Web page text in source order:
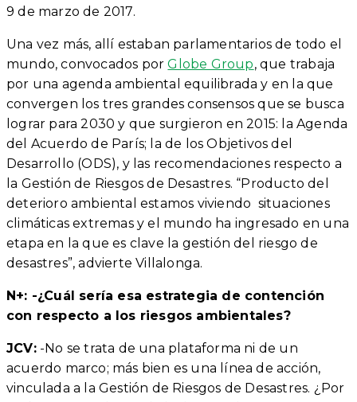
9 de marzo de 2017.
Una vez más, allí estaban parlamentarios de todo el
mundo, convocados porGlobe Group, que trabaja
por una agenda ambiental equilibrada y en la que
convergen los tres grandes consensos que se busca
lograr para 2030 y que surgieron en 2015: la Agenda
del Acuerdo de París; la de los Objetivos del
Desarrollo (ODS), y las recomendaciones respecto a
la Gestión de Riesgos de Desastres. “Producto del
deterioro ambiental estamos viviendo situaciones
climáticas extremas y el mundo ha ingresado en una
etapa en la que es clave la gestión del riesgo de
desastres”, advierte Villalonga.
N+: -¿Cuál sería esa estrategia de contención
con respecto a los riesgos ambientales?
JCV:-No se trata de una plataforma ni de un
acuerdo marco; más bien es una línea de acción,
vinculada a la Gestión de Riesgos de Desastres. ¿Por